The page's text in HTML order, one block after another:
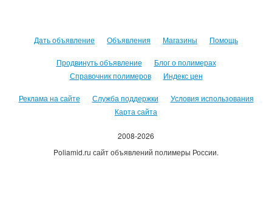
Дать объявление Объявления Магазины Помощь
Продвинуть объявление
Блог о полимерах
Справочник полимеров
Индекс цен
Реклама на сайте Служба поддержки
Условия использования
Карта сайта
2008-2026
Poliamid.ru сайт объявлений полимеры России.